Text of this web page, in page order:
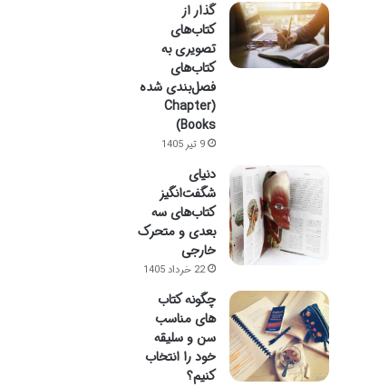
گذار از
کتاب‌های
تصویری به
کتاب‌های
فصل‌بندی شده
(Chapter
Books)
9 تیر 1405
دنیای
شگفت‌انگیز
کتاب‌های سه
بعدی و متحرک
خارجی
22 خرداد 1405
چگونه کتاب
های مناسب
سن و سلیقه
خود را انتخاب
کنیم؟